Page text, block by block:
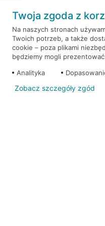
RRSO: 9,6%
WEŹ KREDYT
Twoja zgoda z
Na naszych stronach
Twoich potrzeb, a także
cookie – poza plikami
będziemy mogli
Analityka
Zobacz szczegóły zgód